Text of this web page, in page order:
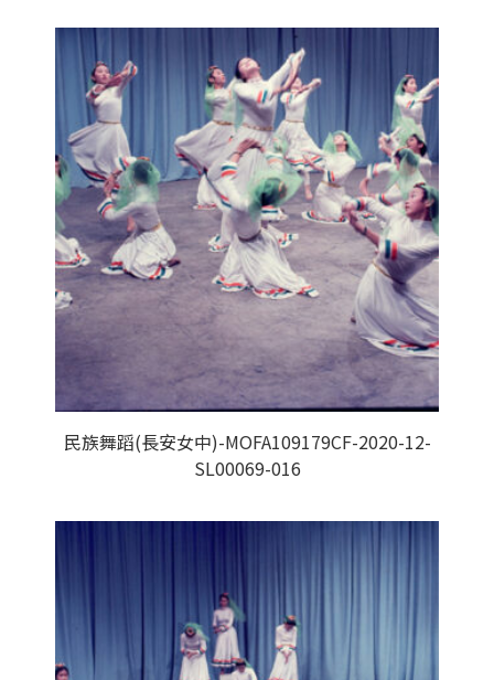
民族舞蹈(長安女中)-MOFA109179CF-2020-12-
SL00069-016